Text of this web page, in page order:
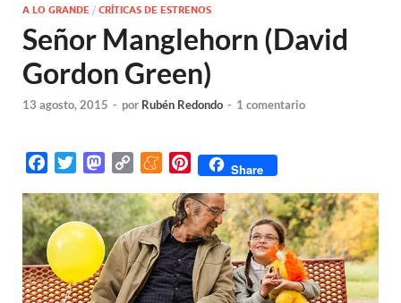
A LO GRANDE / CRÍTICAS DE ESTRENOS
Señor Manglehorn (David
Gordon Green)
13 agosto, 2015 - por Rubén Redondo - 1 comentario
c
e
b
o
o
i
t
t
e
r
M
s
t
o
d
o
p
y
L
i
n
M
n
e
a
m
e
P
n
t
e
r
e
Share